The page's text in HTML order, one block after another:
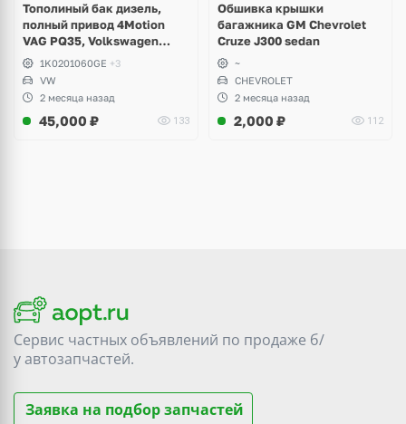
Тополиный бак дизель,
полный привод 4Motion
VAG PQ35, Volkswagen
Scirocco, Golf V, VI, Skoda
Yeti, Octavia A5, Superb,
Audi A3, Seat Altea
1K0201060GE +3
VW
2 месяца назад
45,000 ₽ 133
Обшивка крышки
багажника GM Chevrolet
Cruze J300 sedan
~
CHEVROLET
2 месяца назад
2,000 ₽ 112
Сервис частных объявлений по продаже б/
уавтозапчастей.
Заявка на подбор запчастей